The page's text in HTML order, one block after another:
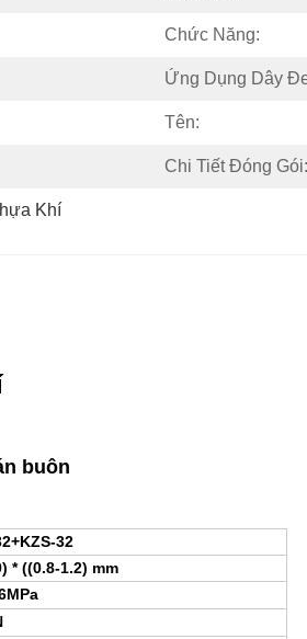
Chức Năng:
Ứng Dụng Dây
Tên:
Chi Tiết Đóng Gói:
Khí
buôn
32
* ((0.8-1.2) mm